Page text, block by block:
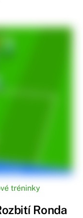
tréninky
Ronda